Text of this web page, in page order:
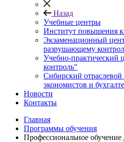
Назад
Учебные центры
Институт повышения
Экзаменационный
разрушающему
Учебно-
контроль"
Сибирский
экономистов и
Новости
Контакты
Главная
Программы обучения
Профессиональное обучение